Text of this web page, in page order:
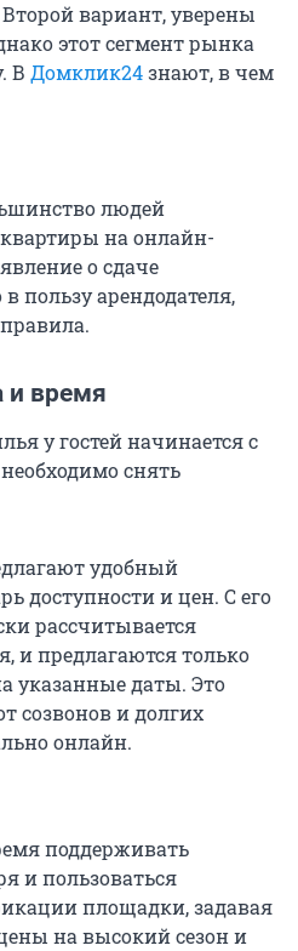
вариант, уверены
этот сегмент рынка
В Домклик24знают, в чем
людей
на онлайн-
о сдаче
пользу арендодателя,
и время
у гостей начинается с
снять
удобный
доступности и цен. С его
рассчитывается
и предлагаются только
указанные даты. Это
созвонов и долгих
онлайн.
поддерживать
и пользоваться
площадки, задавая
на высокий сезон и